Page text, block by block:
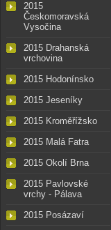
2015
Českomoravská
Vysočina
2015 Drahanská
vrchovina
2015 Hodonínsko
2015 Jeseníky
2015 Kroměřížsko
2015 Malá Fatra
2015 Okolí Brna
2015 Pavlovské
vrchy - Pálava
2015 Posázaví